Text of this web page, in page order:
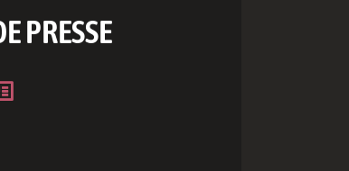
PRESSE